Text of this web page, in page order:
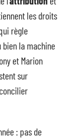
les droits
règle
bien la machine
et Marion
sur
: pas de